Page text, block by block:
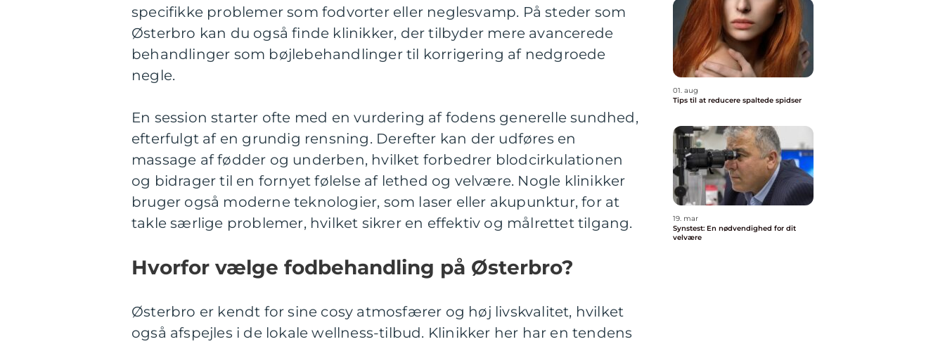
specifikke problemer som fodvorter eller neglesvamp. På steder som
Østerbro kan du også finde klinikker, der tilbyder mere avancerede
behandlinger som bøjlebehandlinger til korrigering af nedgroede
negle.
En session starter ofte med en vurdering af fodens generelle sundhed,
efterfulgt af en grundig rensning. Derefter kan der udføres en
massage af fødder og underben, hvilket forbedrer blodcirkulationen
og bidrager til en fornyet følelse af lethed og velvære. Nogle klinikker
bruger også moderne teknologier, som laser eller akupunktur, for at
takle særlige problemer, hvilket sikrer en effektiv og målrettet tilgang.
Hvorfor vælge fodbehandling på Østerbro?
Østerbro er kendt for sine cosy atmosfærer og høj livskvalitet, hvilket
også afspejles i de lokale wellness-tilbud. Klinikker her har en tendens
01. aug
Tips til at reducere spaltede spidser
19. mar
Synstest: En nødvendighed for dit
velvære